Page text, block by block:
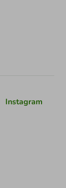
Instagram